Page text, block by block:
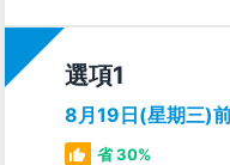
選項
8月19日(星期三)
省 30%